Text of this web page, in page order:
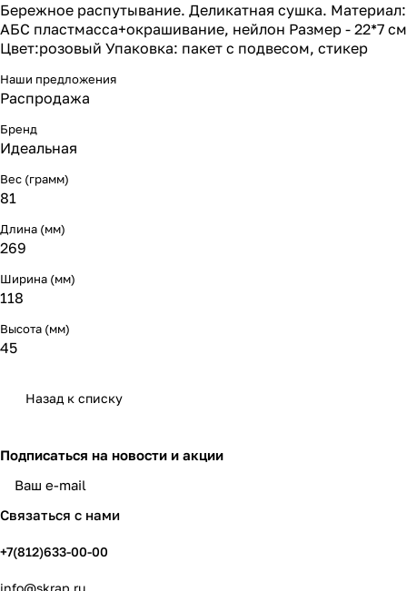
Бережное распутывание. Деликатная сушка. Материал:
АБС пластмасса+окрашивание, нейлон Размер - 22*7 см
Цвет:розовый Упаковка: пакет с подвесом, стикер
Наши предложения
Распродажа
Бренд
Идеальная
Вес (грамм)
81
Длина (мм)
269
Ширина (мм)
118
Высота (мм)
45
Назад к списку
Подписаться на новости и акции
Связаться с нами
+7(812)633-00-00
info@skrap.ru